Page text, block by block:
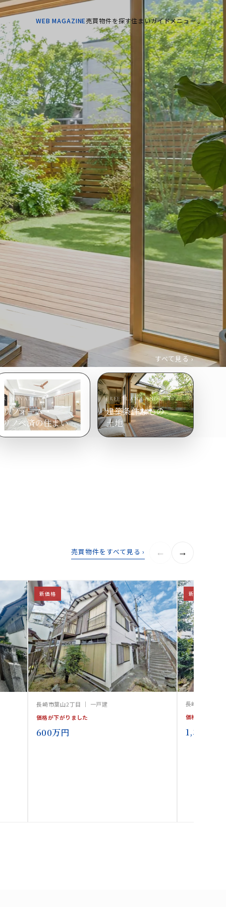
WEB MAGAZINE売買物件を探す住まいガイドメニュー⌄
すべて見る ›
RENOVATED
リフォーム・
リノベ済の住まい
FREE PLAN LAND
建築条件なしの
土地
売買物件をすべて見る › ← →
新価格
長崎市葉山2丁目 ｜ 一戸建
価格が下がりました
600万円
新価格
長崎市滑石6
価格が下がり
1,350万円